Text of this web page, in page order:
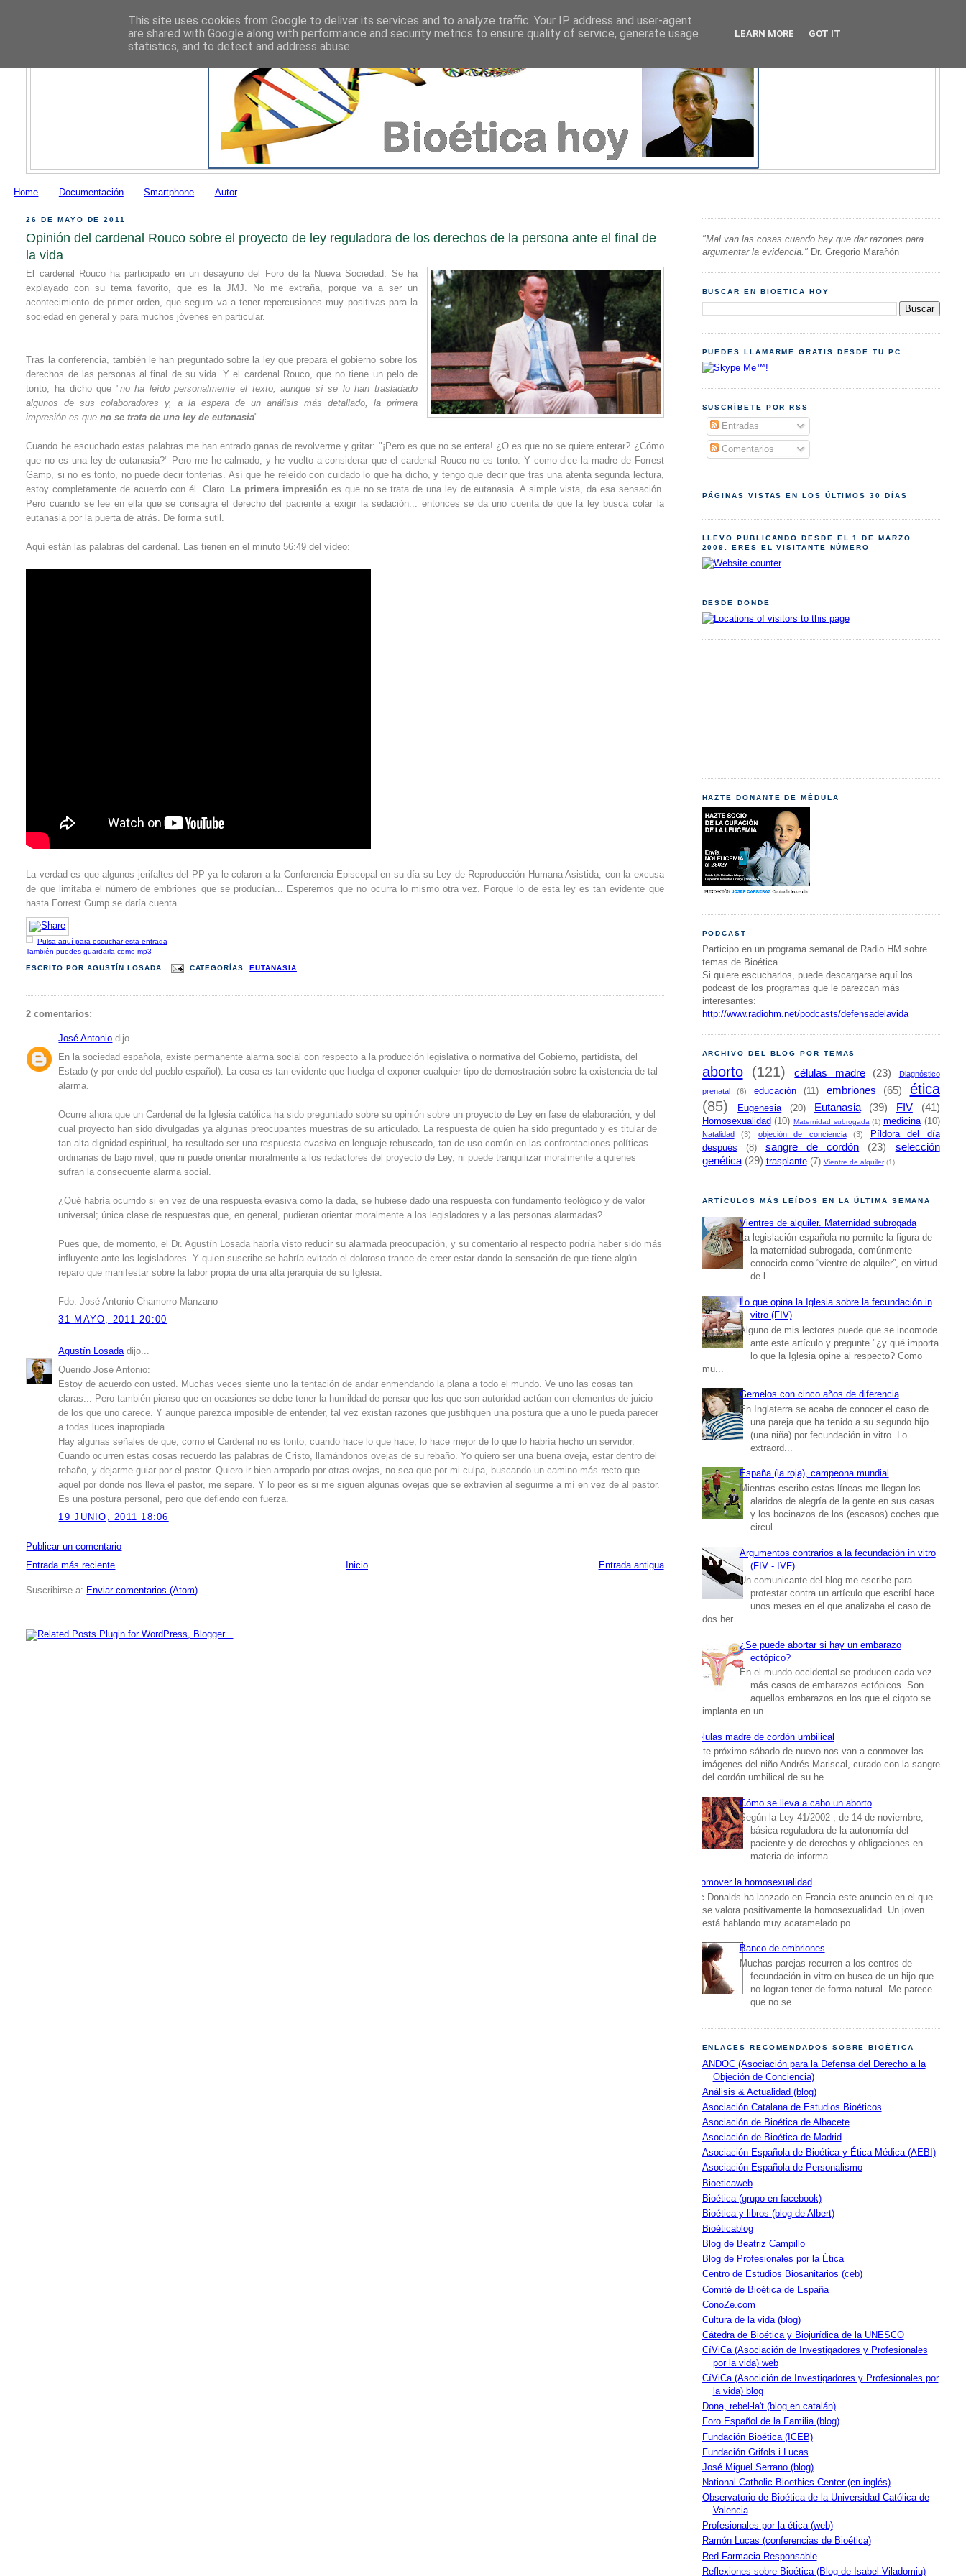
Home Documentación Smartphone Autor
26 DE MAYO DE 2011
Opinión del cardenal Rouco sobre el proyecto de ley reguladora de los derechos de la persona ante el final de
la vida
El cardenal Rouco ha participado en un desayuno del Foro de la Nueva Sociedad. Se ha
explayado con su tema favorito, que es la JMJ. No me extraña, porque va a ser un
acontecimiento de primer orden, que seguro va a tener repercusiones muy positivas para la
sociedad en general y para muchos jóvenes en particular.
Tras la conferencia, también le han preguntado sobre la ley que prepara el gobierno sobre los
derechos de las personas al final de su vida. Y el cardenal Rouco, que no tiene un pelo de
tonto, ha dichoque "no ha leído personalmente el texto, aunque sí se lo han trasladado
algunos de sus colaboradores y, a la espera de un análisis más detallado, la primera
impresión es queno se trata de una ley de eutanasia".
Cuando he escuchado estas palabras me han entrado ganas de revolverme y gritar: "¡Pero es que no se entera! ¿O es que no se quiere enterar? ¿Cómo
que no es una ley de eutanasia?" Pero me he calmado, y he vuelto a considerar que el cardenal Rouco no es tonto. Y como dice la madre de Forrest
Gamp, si no es tonto, no puede decir tonterías. Así que he releído con cuidado lo que ha dicho, y tengo que decir que tras una atenta segunda lectura,
estoy completamente de acuerdo con él. Claro.
La primera impresión es que no se trata de una ley de eutanasia. A simple vista, da esa sensación.
Pero cuando se lee en ella que se consagra el derecho del paciente a exigir la sedación... entonces se da uno cuenta de que la ley busca colar la
eutanasia por la puerta de atrás. De forma sutil.
Aquí están las palabras del cardenal. Las tienen en el minuto 56:49 del vídeo:
La verdad es que algunos jerifaltes del PP ya le colaron a la Conferencia Episcopal en su día su Ley de Reproducción Humana Asistida, con la excusa
de que limitaba el número de embriones que se producían... Esperemos que no ocurra lo mismo otra vez. Porque lo de esta ley es tan evidente que
hasta Forrest Gump se daría cuenta.
Pulsa aquí para escuchar esta entrada
También puedes guardarla como mp3
ESCRITO PORAGUSTÍN LOSADA CATEGORÍAS: EUTANASIA
2 comentarios:
José Antonio dijo...
En la sociedad española, existe permanente alarma social con respecto a la producción legislativa o normativa del Gobierno, partidista, del
Estado (y por ende del pueblo español). La cosa es tan evidente que huelga el exponer cualquier tipo de demostración sobre la existencia de tal
alarma.
Ocurre ahora que un Cardenal de la Iglesia católica ha sido preguntado sobre su opinión sobre un proyecto de Ley en fase de elaboración, y del
cual proyecto han sido divulgadas ya algunas preocupantes muestras de su articulado. La respuesta de quien ha sido preguntado y es titular de
tan alta dignidad espiritual, ha resultado ser una respuesta evasiva en lenguaje rebuscado, tan de uso común en las confrontaciones políticas
ordinarias de bajo nivel, que ni puede orientar moralmente a los redactores del proyecto de Ley, ni puede tranquilizar moralmente a quienes
sufran la consecuente alarma social.
¿Qué habría ocurrido si en vez de una respuesta evasiva como la dada, se hubiese dado una respuesta con fundamento teológico y de valor
universal; única clase de respuestas que, en general, pudieran orientar moralmente a los legisladores y a las personas alarmadas?
Pues que, de momento, el Dr. Agustín Losada habría visto reducir su alarmada preocupación, y su comentario al respecto podría haber sido más
influyente ante los legisladores. Y quien suscribe se habría evitado el doloroso trance de creer estar dando la sensación de que tiene algún
reparo que manifestar sobre la labor propia de una alta jerarquía de su Iglesia.
Fdo. José Antonio Chamorro Manzano
31 MAYO, 2011 20:00
Agustín Losadadijo...
Querido José Antonio:
Estoy de acuerdo con usted. Muchas veces siente uno la tentación de andar enmendando la plana a todo el mundo. Ve uno las cosas tan
claras... Pero también pienso que en ocasiones se debe tener la humildad de pensar que los que son autoridad actúan con elementos de juicio
de los que uno carece. Y aunque parezca imposible de entender, tal vez existan razones que justifiquen una postura que a uno le pueda parecer
a todas luces inapropiada.
Hay algunas señales de que, como el Cardenal no es tonto, cuando hace lo que hace, lo hace mejor de lo que lo habría hecho un servidor.
Cuando ocurren estas cosas recuerdo las palabras de Cristo, llamándonos ovejas de su rebaño. Yo quiero ser una buena oveja, estar dentro del
rebaño, y dejarme guiar por el pastor. Quiero ir bien arropado por otras ovejas, no sea que por mi culpa, buscando un camino más recto que
aquel por donde nos lleva el pastor, me separe. Y lo peor es si me siguen algunas ovejas que se extravíen al seguirme a mí en vez de al pastor.
Es una postura personal, pero que defiendo con fuerza.
19 JUNIO, 2011 18:06
Publicar un comentario
Entrada más reciente
Entrada antigua
Inicio
Suscribirse a: Enviar comentarios (Atom)
"Mal van las cosas cuando hay que dar razones para
argumentar la evidencia." Dr. Gregorio Marañón
BUSCAR EN BIOETICA HOY
PUEDES LLAMARME GRATIS DESDE TU PC
SUSCRÍBETE POR RSS
Entradas
Comentarios
PÁGINAS VISTAS EN LOS ÚLTIMOS 30 DÍAS
LLEVO PUBLICANDO DESDE EL 1 DE MARZO
2009. ERES EL VISITANTE NÚMERO
DESDE DONDE
HAZTE DONANTE DE MÉDULA
PODCAST
Participo en un programa semanal de Radio HM sobre
temas de Bioética.
Si quiere escucharlos, puede descargarse aquí los
podcast de los programas que le parezcan más
interesantes:
http://www.radiohm.net/podcasts/defensadelavida
ARCHIVO DEL BLOG POR TEMAS
aborto (121) células madre (23)
Diagnóstico
prenatal
(6) educación (11) embriones (65)
ética
(85)
Eugenesia (20) Eutanasia (39) FIV (41)
Homosexualidad (10) Maternidad subrogada (1) medicina (10)
Natalidad (3) objeción de conciencia (3)
Píldora del día
después
(8) sangre de cordón (23)
selección
genética (29) trasplante (7) Vientre de alquiler (1)
ARTÍCULOS MÁS LEÍDOS EN LA ÚLTIMA SEMANA
Vientres de alquiler. Maternidad subrogada
La legislación española no permite la figura de
la maternidad subrogada, comúnmente
conocida como “vientre de alquiler”, en virtud
de l...
Lo que opina la Iglesia sobre la fecundación in
vitro (FIV)
Alguno de mis lectores puede que se incomode
ante este artículo y pregunte "¿y qué importa
lo que la Iglesia opine al respecto? Como
mu...
Gemelos con cinco años de diferencia
En Inglaterra se acaba de conocer el caso de
una pareja que ha tenido a su segundo hijo
(una niña) por fecundación in vitro. Lo
extraord...
España (la roja), campeona mundial
Mientras escribo estas líneas me llegan los
alaridos de alegría de la gente en sus casas
y los bocinazos de los (escasos) coches que
circul...
Argumentos contrarios a la fecundación in vitro
(FIV - IVF)
Un comunicante del blog me escribe para
protestar contra un artículo que escribí hace
unos meses en el que analizaba el caso de
dos her...
¿Se puede abortar si hay un embarazo
ectópico?
En el mundo occidental se producen cada vez
más casos de embarazos ectópicos. Son
aquellos embarazos en los que el cigoto se
implanta en un...
Células madre de cordón umbilical
Este próximo sábado de nuevo nos van a conmover las
imágenes del niño Andrés Mariscal, curado con la sangre
del cordón umbilical de su he...
Cómo se lleva a cabo un aborto
Según la Ley 41/2002 , de 14 de noviembre,
básica reguladora de la autonomía del
paciente y de derechos y obligaciones en
materia de informa...
Promover la homosexualidad
Mc Donalds ha lanzado en Francia este anuncio en el que
se valora positivamente la homosexualidad. Un joven
está hablando muy acaramelado po...
Banco de embriones
Muchas parejas recurren a los centros de
fecundación in vitro en busca de un hijo que
no logran tener de forma natural. Me parece
que no se ...
ENLACES RECOMENDADOS SOBRE BIOÉTICA
ANDOC (Asociación para la Defensa del Derecho a la
Objeción de Conciencia)
Análisis & Actualidad (blog)
Asociación Catalana de Estudios Bioéticos
Asociación de Bioética de Albacete
Asociación de Bioética de Madrid
Asociación Española de Bioética y Ética Médica (AEBI)
Asociación Española de Personalismo
Bioeticaweb
Bioética (grupo en facebook)
Bioética y libros (blog de Albert)
Bioéticablog
Blog de Beatriz Campillo
Blog de Profesionales por la Ética
Centro de Estudios Biosanitarios (ceb)
Comité de Bioética de España
ConoZe.com
Cultura de la vida (blog)
Cátedra de Bioética y Biojurídica de la UNESCO
CíViCa (Asociación de Investigadores y Profesionales
por la vida) web
CíViCa (Asocición de Investigadores y Profesionales por
la vida) blog
Dona, rebel-la't (blog en catalán)
Foro Español de la Familia (blog)
Fundación Bioética (ICEB)
Fundación Grifols i Lucas
José Miguel Serrano (blog)
National Catholic Bioethics Center (en inglés)
Observatorio de Bioética de la Universidad Católica de
Valencia
Profesionales por la ética (web)
Ramón Lucas (conferencias de Bioética)
Red Farmacia Responsable
Reflexiones sobre Bioética (Blog de Isabel Viladomiu)
This site uses cookies from Google to deliver its services and to analyze traffic. Your IP address and user-agent
are shared with Google along with performance and security metrics to ensure quality of service, generate usage
statistics, and to detect and address abuse.
LEARN MORE GOT IT